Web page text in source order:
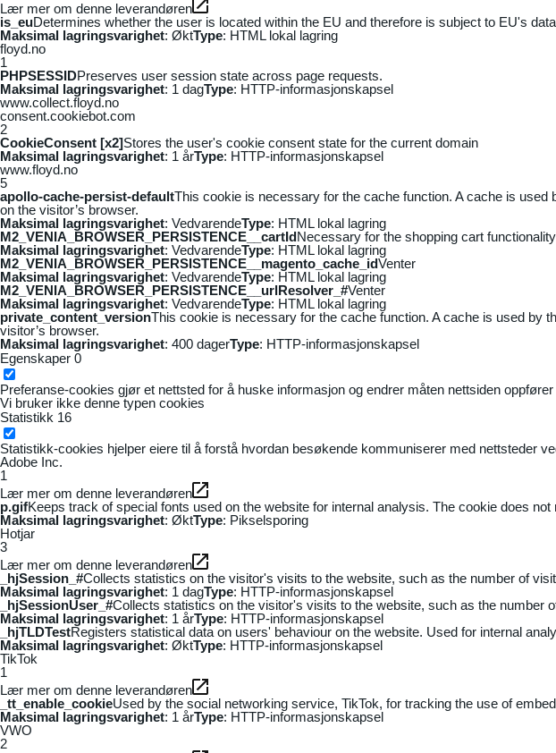
Lær mer om denne leverandøren
is_euDetermines whether the user is located within the EU and therefore is subject to EU's
Maksimal lagringsvarighet: ØktType: HTML lokal lagring
floyd.no
1
PHPSESSIDPreserves user session state across page requests.
Maksimal lagringsvarighet: 1 dagType: HTTP-informasjonskapsel
www.collect.floyd.no
consent.cookiebot.com
2
CookieConsent [x2]Stores the user's cookie consent state for the current domain
Maksimal lagringsvarighet: 1 årType: HTTP-informasjonskapsel
www.floyd.no
5
apollo-cache-persist-defaultThis cookie is necessary for the cache function. A cache is
on the visitor’s browser.
Maksimal lagringsvarighet: VedvarendeType: HTML lokal lagring
M2_VENIA_BROWSER_PERSISTENCE__cartIdNecessary for the shopping cart
Maksimal lagringsvarighet: VedvarendeType: HTML lokal lagring
M2_VENIA_BROWSER_PERSISTENCE__magento_cache_idVenter
Maksimal lagringsvarighet: VedvarendeType: HTML lokal lagring
M2_VENIA_BROWSER_PERSISTENCE__urlResolver_#Venter
Maksimal lagringsvarighet: VedvarendeType: HTML lokal lagring
private_content_versionThis cookie is necessary for the cache function. A cache is used by
visitor’s browser.
Maksimal lagringsvarighet: 400 dagerType: HTTP-informasjonskapsel
Egenskaper 0
Preferanse-cookies gjør et nettsted for å huske informasjon og endrer måten nettsiden
Vi bruker ikke denne typen cookies
Statistikk 16
Statistikk-cookies hjelper eiere til å forstå hvordan besøkende kommuniserer med nettsteder
Adobe Inc.
1
Lær mer om denne leverandøren
p.gifKeeps track of special fonts used on the website for internal analysis. The cookie does not
Maksimal lagringsvarighet: ØktType: Pikselsporing
Hotjar
3
Lær mer om denne leverandøren
_hjSession_#Collects statistics on the visitor's visits to the website, such as the number of
Maksimal lagringsvarighet: 1 dagType: HTTP-informasjonskapsel
_hjSessionUser_#Collects statistics on the visitor's visits to the website, such as the number
Maksimal lagringsvarighet: 1 årType: HTTP-informasjonskapsel
_hjTLDTestRegisters statistical data on users' behaviour on the website. Used for internal
Maksimal lagringsvarighet: ØktType: HTTP-informasjonskapsel
TikTok
1
Lær mer om denne leverandøren
_tt_enable_cookieUsed by the social networking service, TikTok, for tracking the use of
Maksimal lagringsvarighet: 1 årType: HTTP-informasjonskapsel
VWO
2